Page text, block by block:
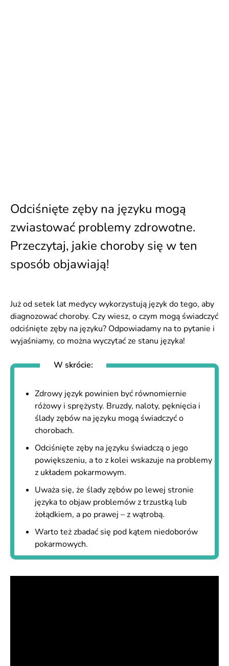
Odciśnięte zęby na języku mogą
zwiastować problemy zdrowotne.
Przeczytaj, jakie choroby się w ten
sposób objawiają!
Już od setek lat medycy wykorzystują język do tego, aby
diagnozować choroby. Czy wiesz, o czym mogą świadczyć
odciśnięte zęby na języku? Odpowiadamy na to pytanie i
wyjaśniamy, co można wyczytać ze stanu języka!
W skrócie:
Zdrowy język powinien być równomiernie
różowy i sprężysty. Bruzdy, naloty, pęknięcia i
ślady zębów na języku mogą świadczyć o
chorobach.
Odciśnięte zęby na języku świadczą o jego
powiększeniu, a to z kolei wskazuje na problemy
z układem pokarmowym.
Uważa się, że ślady zębów po lewej stronie
języka to objaw problemów z trzustką lub
żołądkiem, a po prawej – z wątrobą.
Warto też zbadać się pod kątem niedoborów
pokarmowych.